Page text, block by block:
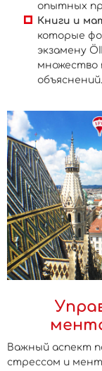
опытных
Книги и
которые
экзамену
множество
объяснений.
Важный аспект
стрессом и